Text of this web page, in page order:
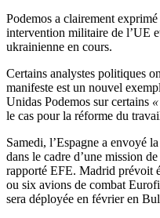
Podemos a clairement
intervention militaire de l’UE
ukrainienne en cours.
Certains analystes politiques
manifeste est un nouvel
Unidas Podemos sur certains
le cas pour la réforme du
Samedi, l’Espagne a envoyé
dans le cadre d’une mission
rapporté EFE. Madrid prévoit
ou six avions de combat
sera déployée en février en